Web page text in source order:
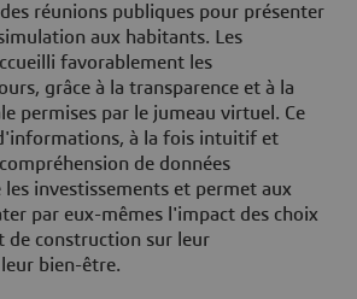
des réunions publiques pour présenter
aux habitants. Les
favorablement les
grâce à la transparence et à la
permises par le jumeau virtuel. Ce
à la fois intuitif et
de données
investissements et permet aux
par eux-mêmes l'impact des choix
de construction sur leur
bien-être.